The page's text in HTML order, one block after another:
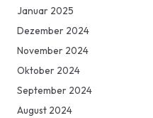
Januar 2025
Dezember 2024
November 2024
Oktober 2024
September 2024
August 2024